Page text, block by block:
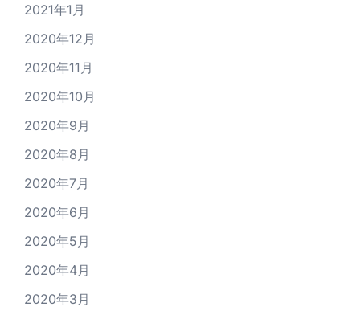
2021年1月
2020年12月
2020年11月
2020年10月
2020年9月
2020年8月
2020年7月
2020年6月
2020年5月
2020年4月
2020年3月